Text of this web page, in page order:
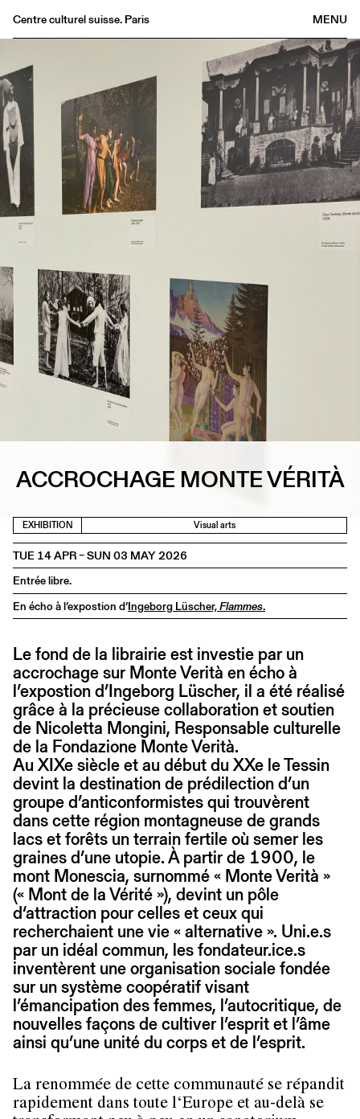
MENU
Centre culturel suisse. Paris
Bookshop
Buvette
Archives
Medias
Publications
About
FR
ACCROCHAGE MONTE VÉRITÀ
EXHIBITION Visual arts
TUE 14 APR – SUN 03 MAY 2026
Entrée libre.
En écho à l’expostion d’Ingeborg Lüscher,Flammes.
Le fond de la librairie est investie par un
accrochage sur Monte Verità en écho à
l’expostion d’Ingeborg Lüscher, il a été réalisé
grâce à la précieuse collaboration et soutien
de Nicoletta Mongini, Responsable culturelle
de la Fondazione Monte Verità.
Au XIXe siècle et au début du XXe le Tessin
devint la destination de prédilection d’un
groupe d’anticonformistes qui trouvèrent
dans cette région montagneuse de grands
lacs et forêts un terrain fertile où semer les
graines d’une utopie. À partir de 1900, le
mont Monescia, surnommé « Monte Verità »
(« Mont de la Vérité »), devint un pôle
d‘attraction pour celles et ceux qui
recherchaient une vie « alternative ». Uni.e.s
par un idéal commun, les fondateur.ice.s
inventèrent une organisation sociale fondée
sur un système coopératif visant
l’émancipation des femmes, l’autocritique, de
nouvelles façons de cultiver l’esprit et l’âme
ainsi qu’une unité du corps et de l’esprit.
La renommée de cette communauté se répandit
rapidement dans toute l‘Europe et au-delà se